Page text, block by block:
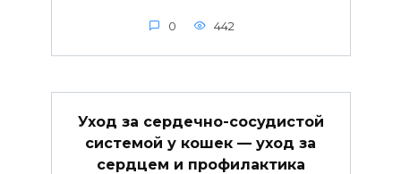
0 442
Уход за сердечно-сосудистой
системой у кошек — уход за
сердцем и профилактика